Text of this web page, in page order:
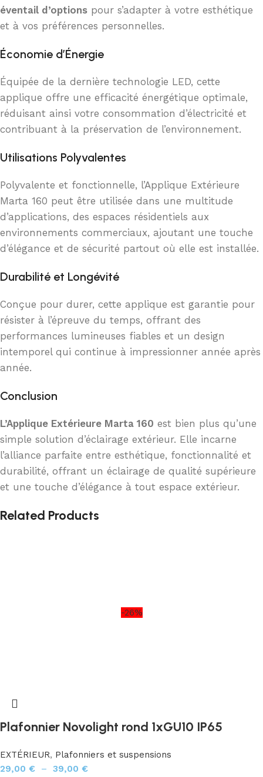
éventail d’options pour s’adapter à votre esthétique
et à vos préférences personnelles.
Économie d’Énergie
Équipée de la dernière technologie LED, cette
applique offre une efficacité énergétique optimale,
réduisant ainsi votre consommation d’électricité et
contribuant à la préservation de l’environnement.
Utilisations Polyvalentes
Polyvalente et fonctionnelle, l’Applique Extérieure
Marta 160 peut être utilisée dans une multitude
d’applications, des espaces résidentiels aux
environnements commerciaux, ajoutant une touche
d’élégance et de sécurité partout où elle est installée.
Durabilité et Longévité
Conçue pour durer, cette applique est garantie pour
résister à l’épreuve du temps, offrant des
performances lumineuses fiables et un design
intemporel qui continue à impressionner année après
année.
Conclusion
L’Applique Extérieure Marta 160 est bien plus qu’une
simple solution d’éclairage extérieur. Elle incarne
l’alliance parfaite entre esthétique, fonctionnalité et
durabilité, offrant un éclairage de qualité supérieure
et une touche d’élégance à tout espace extérieur.
Related Products
-26%
Plafonnier Novolight rond 1xGU10 IP65
EXTÉRIEUR, Plafonniers et suspensions
29,00 € – 39,00 €